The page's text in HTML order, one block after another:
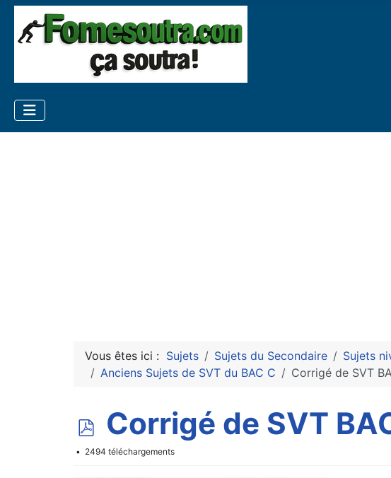
Vous êtes ici : Sujets Sujets du Secondaire Sujets
Anciens Sujets de SVT du BAC C
Corrigé de SVT
p
d
Corrigé de SVT
2494 téléchargements